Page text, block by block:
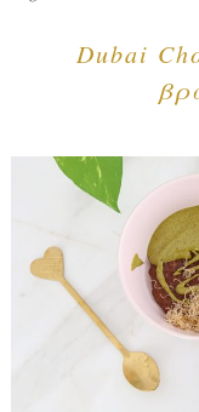
Dubai